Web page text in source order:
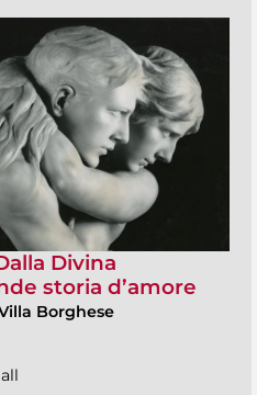
Divina
storia d’amore
Borghese